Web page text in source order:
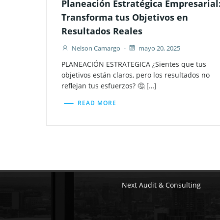
Planeación Estratégica Empresarial:
Transforma tus Objetivos en
Resultados Reales
Nelson Camargo - mayo 20, 2025
PLANEACIÓN ESTRATEGICA ¿Sientes que tus
objetivos están claros, pero los resultados no
reflejan tus esfuerzos? 🤔 […]
READ MORE
Next Audit & Consulting